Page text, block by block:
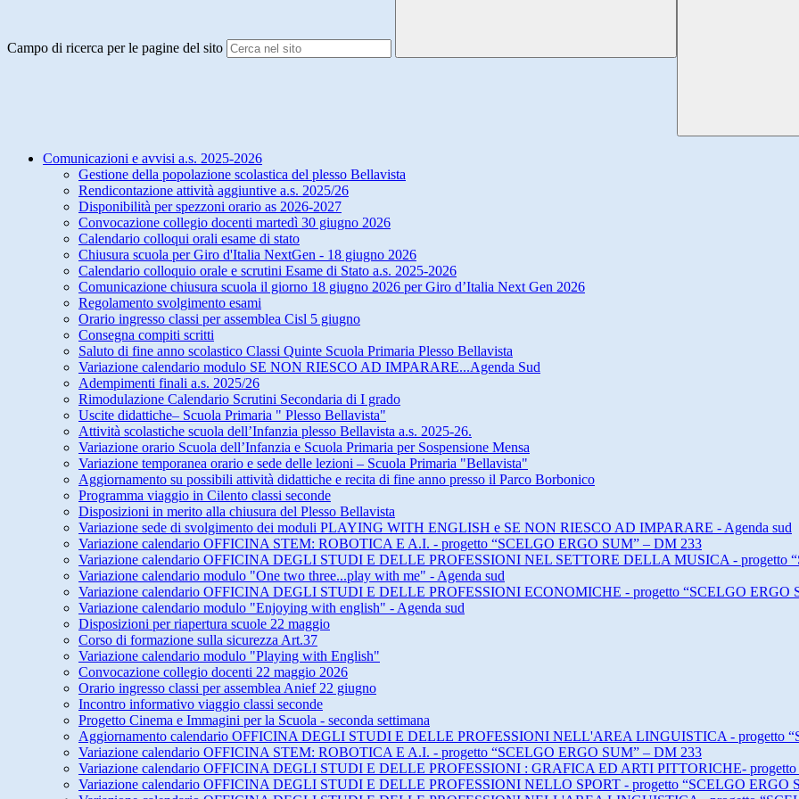
Campo di ricerca per le pagine del sito
Comunicazioni e avvisi a.s. 2025-2026
Gestione della popolazione scolastica del plesso Bellavista
Rendicontazione attività aggiuntive a.s. 2025/26
Disponibilità per spezzoni orario as 2026-2027
Convocazione collegio docenti martedì 30 giugno 2026
Calendario colloqui orali esame di stato
Chiusura scuola per Giro d'Italia NextGen - 18 giugno 2026
Calendario colloquio orale e scrutini Esame di Stato a.s. 2025-2026
Comunicazione chiusura scuola il giorno 18 giugno 2026 per Giro d’Italia Next Gen 2026
Regolamento svolgimento esami
Orario ingresso classi per assemblea Cisl 5 giugno
Consegna compiti scritti
Saluto di fine anno scolastico Classi Quinte Scuola Primaria Plesso Bellavista
Variazione calendario modulo SE NON RIESCO AD IMPARARE...Agenda Sud
Adempimenti finali a.s. 2025/26
Rimodulazione Calendario Scrutini Secondaria di I grado
Uscite didattiche– Scuola Primaria " Plesso Bellavista"
Attività scolastiche scuola dell’Infanzia plesso Bellavista a.s. 2025-26.
Variazione orario Scuola dell’Infanzia e Scuola Primaria per Sospensione Mensa
Variazione temporanea orario e sede delle lezioni – Scuola Primaria "Bellavista"
Aggiornamento su possibili attività didattiche e recita di fine anno presso il Parco Borbonico
Programma viaggio in Cilento classi seconde
Disposizioni in merito alla chiusura del Plesso Bellavista
Variazione sede di svolgimento dei moduli PLAYING WITH ENGLISH e SE NON RIESCO AD IMPARARE - Agenda sud
Variazione calendario OFFICINA STEM: ROBOTICA E A.I. - progetto “SCELGO ERGO SUM” – DM 233
Variazione calendario OFFICINA DEGLI STUDI E DELLE PROFESSIONI NEL SETTORE DELLA MUSICA - progetto
Variazione calendario modulo "One two three...play with me" - Agenda sud
Variazione calendario OFFICINA DEGLI STUDI E DELLE PROFESSIONI ECONOMICHE - progetto “SCELGO ERGO
Variazione calendario modulo "Enjoying with english" - Agenda sud
Disposizioni per riapertura scuole 22 maggio
Corso di formazione sulla sicurezza Art.37
Variazione calendario modulo "Playing with English"
Convocazione collegio docenti 22 maggio 2026
Orario ingresso classi per assemblea Anief 22 giugno
Incontro informativo viaggio classi seconde
Progetto Cinema e Immagini per la Scuola - seconda settimana
Aggiornamento calendario OFFICINA DEGLI STUDI E DELLE PROFESSIONI NELL'AREA LINGUISTICA - progetto
Variazione calendario OFFICINA STEM: ROBOTICA E A.I. - progetto “SCELGO ERGO SUM” – DM 233
Variazione calendario OFFICINA DEGLI STUDI E DELLE PROFESSIONI : GRAFICA ED ARTI PITTORICHE-
Variazione calendario OFFICINA DEGLI STUDI E DELLE PROFESSIONI NELLO SPORT - progetto “SCELGO ERGO